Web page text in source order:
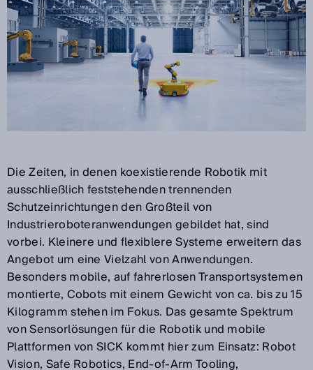
Die Zeiten, in denen koexistierende Robotik mit
ausschließlich feststehenden trennenden
Schutzeinrichtungen den Großteil von
Industrieroboteranwendungen gebildet hat, sind
vorbei. Kleinere und flexiblere Systeme erweitern das
Angebot um eine Vielzahl von Anwendungen.
Besonders mobile, auf fahrerlosen Transportsystemen
montierte, Cobots mit einem Gewicht von ca. bis zu 15
Kilogramm stehen im Fokus. Das gesamte Spektrum
von Sensorlösungen für die Robotik und mobile
Plattformen von SICK kommt hier zum Einsatz: Robot
Vision, Safe Robotics, End-of-Arm Tooling,